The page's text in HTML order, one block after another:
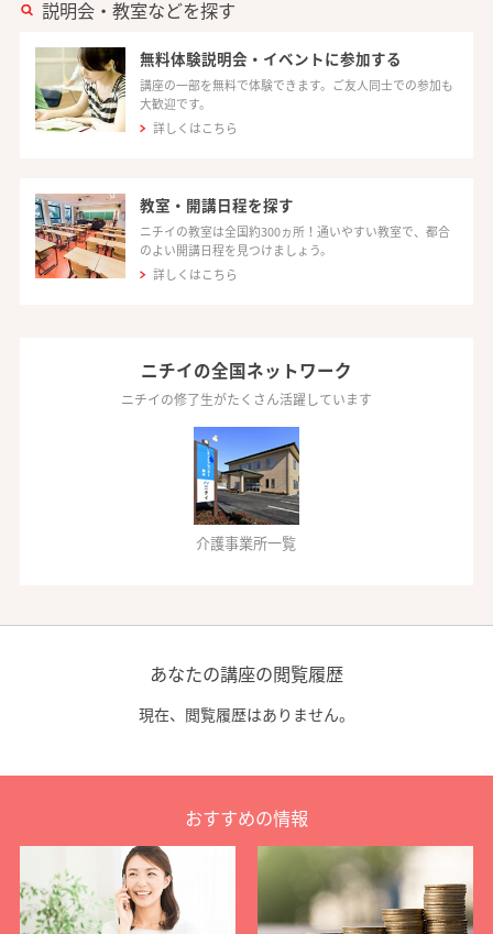
説明会・教室などを探す
無料体験説明会・イベントに参加する
講座の一部を無料で体験できます。ご友人同士での参加も
大歓迎です。
詳しくはこちら
教室・開講日程を探す
ニチイの教室は全国約300ヵ所！通いやすい教室で、都合
のよい開講日程を見つけましょう。
詳しくはこちら
ニチイの全国ネットワーク
ニチイの修了生がたくさん活躍しています
介護事業所一覧
あなたの講座の閲覧履歴
現在、閲覧履歴はありません。
おすすめの情報